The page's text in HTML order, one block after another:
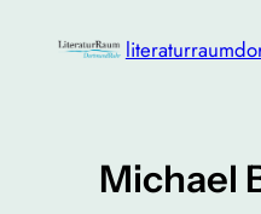
Michael